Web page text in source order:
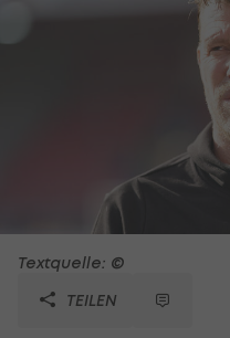
Textquelle: ©
TEILEN